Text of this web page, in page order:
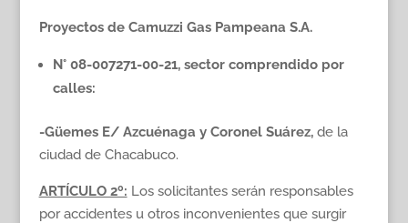
Proyectos de Camuzzi Gas Pampeana S.A.
N° 08-007271-00-21, sector comprendido por
calles:
-Güemes E/ Azcuénaga y Coronel Suárez, de la
ciudad de Chacabuco.
ARTÍCULO 2º: Los solicitantes serán responsables
por accidentes u otros inconvenientes que surgir